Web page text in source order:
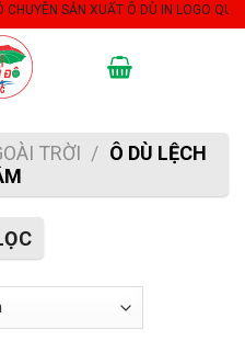
SẢN XUẤT Ô DÙ IN LOGO
TRỜI / Ô DÙ LỆCH